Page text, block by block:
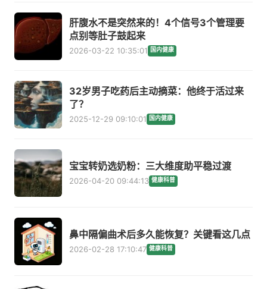
肝腹水不是突然来的！4个信号3个管理要
点别等肚子鼓起来
2026-03-22 10:35:01 国内健康
32岁男子吃药后主动摘菜：他终于活过来
了？
2025-12-29 09:10:01 国内健康
宝宝转奶选奶粉：三大维度助平稳过渡
2026-04-20 09:44:13 健康科普
鼻中隔偏曲术后多久能恢复？关键看这几点
2026-02-28 17:10:47 健康科普